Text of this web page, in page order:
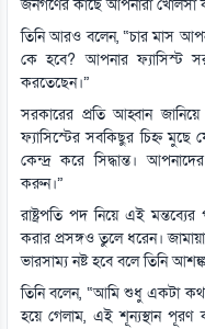
জনগণের কাছে আপনারা খোলসা
তিনি আরও বলেন, “চার মাস
কে হবে? আপনার ফ্যাসিস্ট
করতেছেন।”
সরকারের প্রতি আহ্বান
ফ্যাসিস্টের সবকিছুর চিহ্ন মুছে
কেন্দ্র করে সিদ্ধান্ত।
করুন।”
রাষ্ট্রপতি পদ নিয়ে এই
করার প্রসঙ্গও তুলে ধরেন।
ভারসাম্য নষ্ট হবে বলে তিনি
তিনি বলেন, “আমি শুধু একটা কথা
হয়ে গেলাম, এই শূন্যস্থান